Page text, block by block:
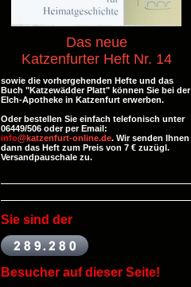
Das neue
Katzenfurter Heft Nr. 14
sowie die vorhergehenden Hefte und das
Buch "Katzewädder Platt" können Sie bei der
Elch-Apotheke in Katzenfurt erwerben.
Oder bestellen Sie einfach telefonisch unter
06449/506 oder per Email:
info@katzenfurt-online.de. Wir senden Ihnen
dann das Heft zum Preis von 7 € zuzügl.
Versandpauschale zu.
Sie sind der
Besucher auf dieser Seite!